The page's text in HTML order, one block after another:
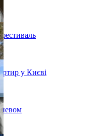
у Києві